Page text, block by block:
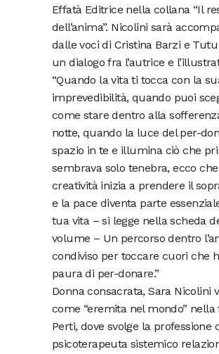
Effatà Editrice nella collana “Il
dell’anima”. Nicolini sarà
dalle voci di Cristina Barzi e
un dialogo fra l’autrice e
“Quando la vita ti tocca con la
imprevedibilità, quando puoi
come stare dentro alla
notte, quando la luce del per-
spazio in te e illumina ciò che
sembrava solo tenebra, ecco
creatività inizia a prendere il
e la pace diventa parte
tua vita – si legge nella scheda
volume – Un percorso dentro
condiviso per toccare cuori che
paura di per-donare.”
Donna consacrata, Sara Nicolini
come “eremita nel mondo” nella
Perti, dove svolge la professione
psicoterapeuta sistemico